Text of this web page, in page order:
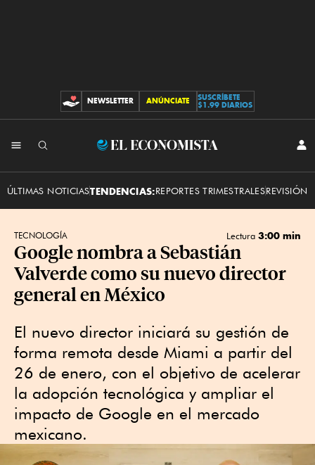
CONTRIBUCIONES
NEWSLETTER ANÚNCIATE
SUSCRÍBETE
$1.99 DIARIOS
El
ÚLTIMAS NOTICIASTENDENCIAS:REPORTES TRIMESTRALESREVISIÓN
TECNOLOGÍA Lectura 3:00 min
Google nombra a Sebastián
Valverde como su nuevo director
general en México
El nuevo director iniciará su gestión de
forma remota desde Miami a partir del
26 de enero, con el objetivo de acelerar
la adopción tecnológica y ampliar el
impacto de Google en el mercado
mexicano.